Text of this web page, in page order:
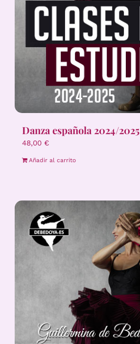
Danza española 2024/2025
48,00 €
Añadir al carrito